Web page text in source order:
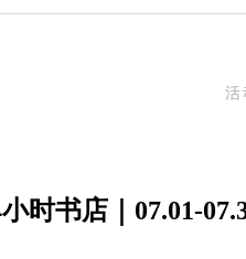
活
时书店｜07.01-